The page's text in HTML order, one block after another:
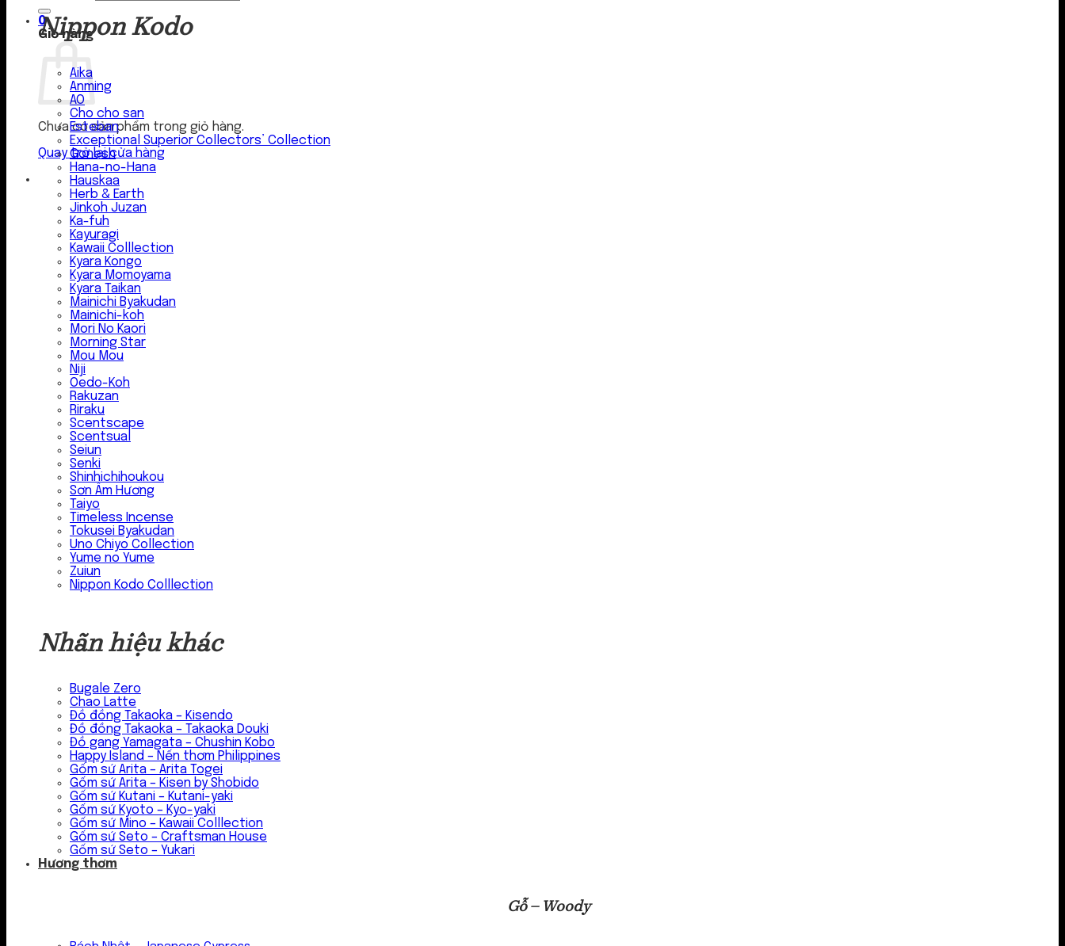
0
Giỏ hàng
Chưa có sản phẩm trong giỏ hàng.
Quay trở lại cửa hàng
Nippon Kodo
Aika
Anming
AO
Cho cho san
Esteban
Exceptional Superior Collectors’ Collection
Gonesh
Hana-no-Hana
Hauskaa
Herb & Earth
Jinkoh Juzan
Ka-fuh
Kayuragi
Kawaii Colllection
Kyara Kongo
Kyara Momoyama
Kyara Taikan
Mainichi Byakudan
Mainichi-koh
Mori No Kaori
Morning Star
Mou Mou
Niji
Oedo-Koh
Rakuzan
Riraku
Scentscape
Scentsual
Seiun
Senki
Shinhichihoukou
Sơn Âm Hương
Taiyo
Timeless Incense
Tokusei Byakudan
Uno Chiyo Collection
Yume no Yume
Zuiun
Nippon Kodo Colllection
Nhãn hiệu khác
Bugale Zero
Chao Latte
Đồ đồng Takaoka – Kisendo
Đồ đồng Takaoka – Takaoka Douki
Đồ gang Yamagata – Chushin Kobo
Happy Island – Nến thơm Philippines
Gốm sứ Arita – Arita Togei
Gốm sứ Arita – Kisen by Shobido
Gốm sứ Kutani – Kutani-yaki
Gốm sứ Kyoto – Kyo-yaki
Gốm sứ Mino – Kawaii Colllection
Gốm sứ Seto – Craftsman House
Gốm sứ Seto – Yukari
Hương thơm
Gỗ – Woody